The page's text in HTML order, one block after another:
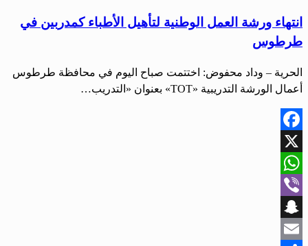
انتهاء ورشة العمل الوطنية لتأهيل الأطباء كمدربين في
طرطوس
الحرية – وداد محفوض: اختتمت صباح اليوم في محافظة طرطوس
أعمال الورشة التدريبية «TOT» بعنوان «التدريب…
Facebook
X
WhatsApp
Viber
Snapchat